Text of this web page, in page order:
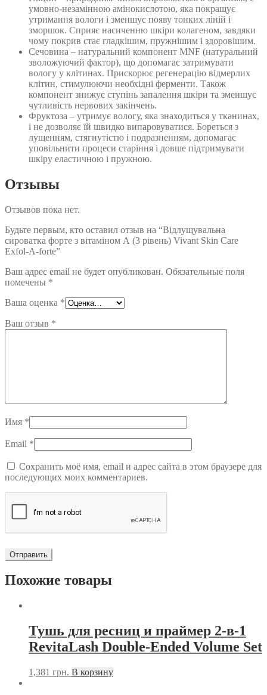
умовно-незамінною амінокислотою, яка покращує
утримання вологи і зменшує появу тонких ліній і
зморшок. Сприяє насиченню шкіри колагеном, завдяки
чому покрив стає гладкішим, пружнішим і здоровішим.
Сечовина – натуральний компонент MNF (натуральний
зволожуючий фактор), що допомагає затримувати
вологу у клітинах. Прискорює регенерацію відмерлих
клітин, стимулюючи необхідні ферменти. Також
компонент знижує ступінь запалення шкіри та зменшує
чутливість нервових закінчень.
Фруктоза – утримує вологу, яка знаходиться у тканинах,
і не дозволяє їй швидко випаровуватися. Бореться з
лущенням, стягнутістю і подразненням, допомагає
уповільнити процеси старіння і довше підтримувати
шкіру еластичною і пружною.
Отзывы
Отзывов пока нет.
Будьте первым, кто оставил отзыв на “Відлущувальна
сироватка форте з вітаміном А (3 рівень) Vivant Skin Care
Exfol-A-forte”
Ваш адрес email не будет опубликован. Обязательные поля
помечены *
Ваша оценка *
Ваш отзыв *
Имя *
Email *
Сохранить моё имя, email и адрес сайта в этом браузере для
последующих моих комментариев.
Похожие товары
Тушь для ресниц и праймер 2-в-1
RevitaLash Double-Ended Volume Set
1,381 грн. В корзину